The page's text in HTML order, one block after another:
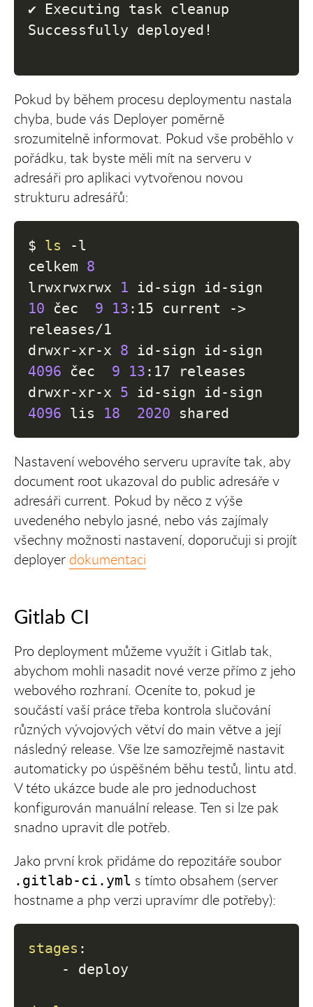
✔ Executing task cleanup
Successfully deployed !
Pokud by během procesu deploymentu nastala
chyba, bude vás Deployer poměrně
srozumitelně informovat. Pokud vše proběhlo v
pořádku, tak byste měli mít na serveru v
adresáři pro aplikaci vytvořenou novou
strukturu adresářů:
$ ls
-l
celkem 8
lrwxrwxrwx 1
10 čec 9 13 :15 current ->
releases/1
drwxr-xr-x 8
4096 čec 9 13 :17 releases
drwxr-xr-x 5
4096 lis 18 2020 shared
Nastavení webového serveru upravíte tak, aby
document root ukazoval do public adresáře v
adresáři current. Pokud by něco z výše
uvedeného nebylo jasné, nebo vás zajímaly
všechny možnosti nastavení, doporučuji si projít
deployer dokumentaci
Gitlab CI
Pro deployment můžeme využít i Gitlab tak,
abychom mohli nasadit nové verze přímo z jeho
webového rozhraní. Oceníte to, pokud je
součástí vaší práce třeba kontrola slučování
různých vývojových větví do main větve a její
následný release. Vše lze samozřejmě nastavit
automaticky po úspěšném běhu testů, lintu atd.
V této ukázce bude ale pro jednoduchost
konfigurován manuální release. Ten si lze pak
snadno upravit dle potřeb.
Jako první krok přidáme do repozitáře soubor
.gitlab-ci.yml s tímto obsahem (server
hostname a php verzi upravímr dle potřeby):
stages :
-
deploy